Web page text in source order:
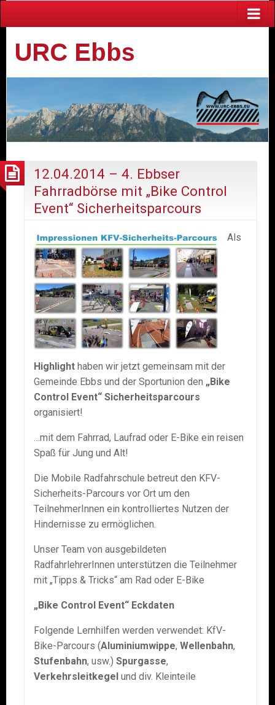
URC Ebbs
12.04.2014 – 4. Ebbser
Fahrradbörse mit „Bike Control
Event“ Sicherheitsparcours
Als
Highlight haben wir jetzt gemeinsam mit der
Gemeinde Ebbs und der Sportunion den „Bike
Control Event“ Sicherheitsparcours
organisiert!
…mit dem Fahrrad, Laufrad oder E-Bike ein reisen
Spaß für Jung und Alt!
Die Mobile Radfahrschule betreut den KFV-
Sicherheits-Parcours vor Ort um den
TeilnehmerInnen ein kontrolliertes Nutzen der
Hindernisse zu ermöglichen.
Unser Team von ausgebildeten
RadfahrlehrerInnen unterstützen die Teilnehmer
mit „Tipps & Tricks“ am Rad oder E-Bike
„Bike Control Event“ Eckdaten
Folgende Lernhilfen werden verwendet: KfV-
Bike-Parcours (Aluminiumwippe, Wellenbahn,
Stufenbahn, usw.) Spurgasse,
Verkehrsleitkegel und div. Kleinteile